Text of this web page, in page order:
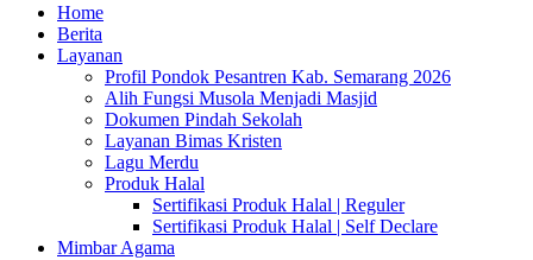
Home
Berita
Layanan
Profil Pondok Pesantren Kab. Semarang 2026
Alih Fungsi Musola Menjadi Masjid
Dokumen Pindah Sekolah
Layanan Bimas Kristen
Lagu Merdu
Produk Halal
Sertifikasi Produk Halal | Reguler
Sertifikasi Produk Halal | Self Declare
Mimbar Agama